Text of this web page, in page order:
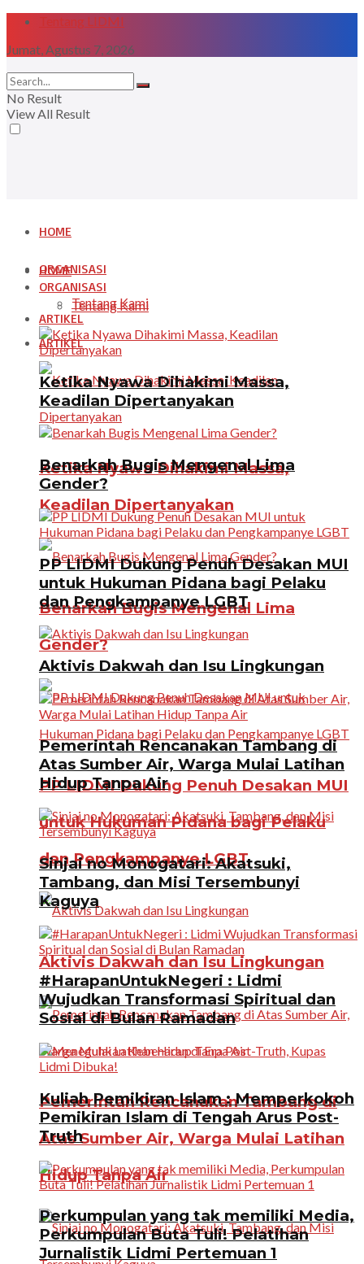
Tentang LIDMI
Jumat, Agustus 7, 2026
No Result
View All Result
HOME
ORGANISASI
Tentang Kami
ARTIKEL
Ketika Nyawa Dihakimi Massa,
Keadilan Dipertanyakan
Benarkah Bugis Mengenal Lima
Gender?
PP LIDMI Dukung Penuh Desakan MUI
untuk Hukuman Pidana bagi Pelaku
dan Pengkampanye LGBT
Aktivis Dakwah dan Isu Lingkungan
Pemerintah Rencanakan Tambang di
Atas Sumber Air, Warga Mulai Latihan
Hidup Tanpa Air
HOME
ORGANISASI
Tentang Kami
ARTIKEL
Ketika Nyawa Dihakimi Massa,
Keadilan Dipertanyakan
Benarkah Bugis Mengenal Lima
Gender?
PP LIDMI Dukung Penuh Desakan MUI
untuk Hukuman Pidana bagi Pelaku
dan Pengkampanye LGBT
Aktivis Dakwah dan Isu Lingkungan
Pemerintah Rencanakan Tambang di
Atas Sumber Air, Warga Mulai Latihan
Hidup Tanpa Air
Sinjai no Monogatari: Akatsuki,
Tambang, dan Misi Tersembunyi
Kaguya
#HarapanUntukNegeri : Lidmi
Wujudkan Transformasi Spiritual dan
Sosial di Bulan Ramadan
Kuliah Pemikiran Islam : Memperkokoh
Pemikiran Islam di Tengah Arus Post-
Truth
Perkumpulan yang tak memiliki Media,
Perkumpulan Buta Tuli! Pelatihan
Jurnalistik Lidmi Pertemuan 1